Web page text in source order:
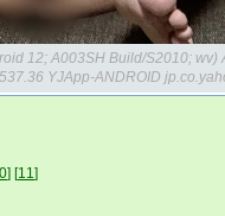
12; A003SH Build/S2010;
YJApp-ANDROID
] [11]